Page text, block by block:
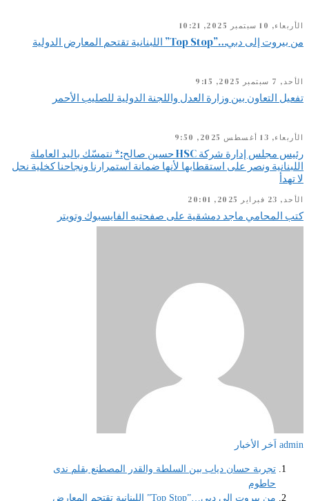
الأربعاء, 10 سبتمبر 2025, 10:21
من بيروت إلى دبي…”Top Stop” اللبنانية تقتحم المعارض الدولية
الأحد, 7 سبتمبر 2025, 9:15
تفعيل التعاون بين وزارة العدل واللجنة الدولية للصليب الأحمر
الأربعاء, 13 أغسطس 2025, 9:50
رئيس مجلس إدارة شركة HSC حسين صالح:* نتمسّك باليد العاملة
اللبنانية ونصر على استقطابها لأنها ضمانة استمرارنا ونجاحنا كخلية نحل
لا تهدأ
الأحد, 23 فبراير 2025, 20:01
كتب المحامي ماجد دمشقية على صفحتيه الفايسبوك وتويتر
admin اَخر الأخبار
تجربة حسان دياب بين السلطة والقدر المصطنع بقلم ندى
حاطوم
من بيروت إلى دبي…”Top Stop” اللبنانية تقتحم المعارض